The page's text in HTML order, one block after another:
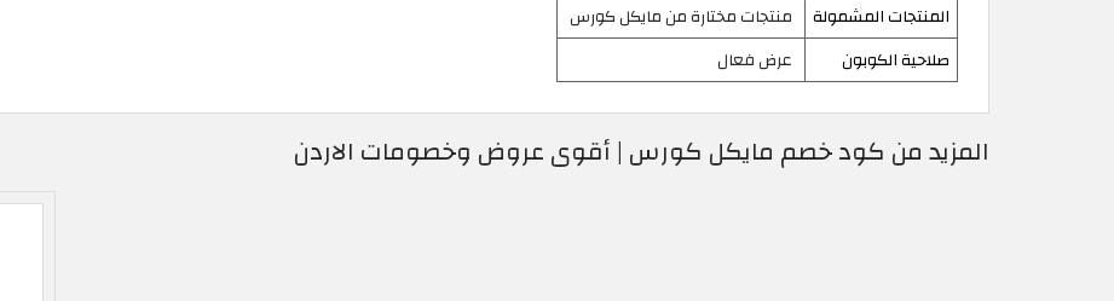
المنتجات المشمولة
منتجات مختارة من مايكل كورس
صلاحية الكوبون
عرض فعال
المزيد من كود خصم مايكل كورس | أقوى عروض وخصومات الاردن